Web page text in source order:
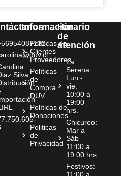
Silva
Información
Políticas de
Clientes
Proveedores
Políticas
de
Compra
DUV
Políticas de
Donaciones
Politicas
de
Privacidad
Horario
de
atención
La
Serena:
Lun -
vie:
10:00 a
19:00
hrs.
Chicureo:
Mar a
Sáb
11:00 a
19:00 hrs
Festivos: